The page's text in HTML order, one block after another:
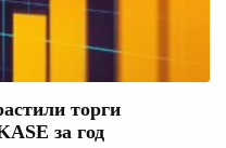
торги
за год